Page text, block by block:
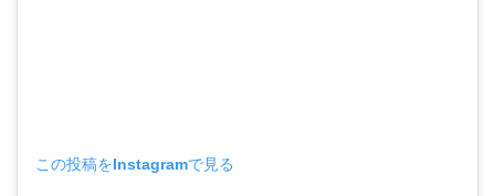
この投稿をInstagramで見る